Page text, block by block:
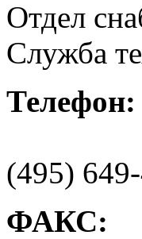
Отдел
Служба
Телефон:
(495)
ФАКС: